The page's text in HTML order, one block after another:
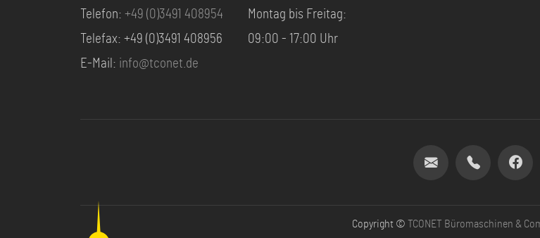
Telefon: +49 (0)3491 408954
Telefax: +49 (0)3491 408956
E-Mail: info@tconet.de
Montag bis Freitag:
09:00 - 17:00 Uhr
Copyright © TCONET Büromaschinen &